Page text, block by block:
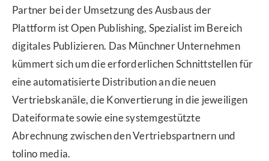
Partner bei der Umsetzung des Ausbaus der
Plattform ist Open Publishing, Spezialist im Bereich
digitales Publizieren. Das Münchner Unternehmen
kümmert sich um die erforderlichen Schnittstellen für
eine automatisierte Distribution an die neuen
Vertriebskanäle, die Konvertierung in die jeweiligen
Dateiformate sowie eine systemgestützte
Abrechnung zwischen den Vertriebspartnern und
tolino media.